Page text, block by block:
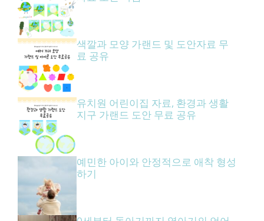
색깔과 모양 가랜드 및 도안자료 무
료 공유
유치원 어린이집 자료, 환경과 생활
지구 가랜드 도안 무료 공유
예민한 아이와 안정적으로 애착 형성
하기